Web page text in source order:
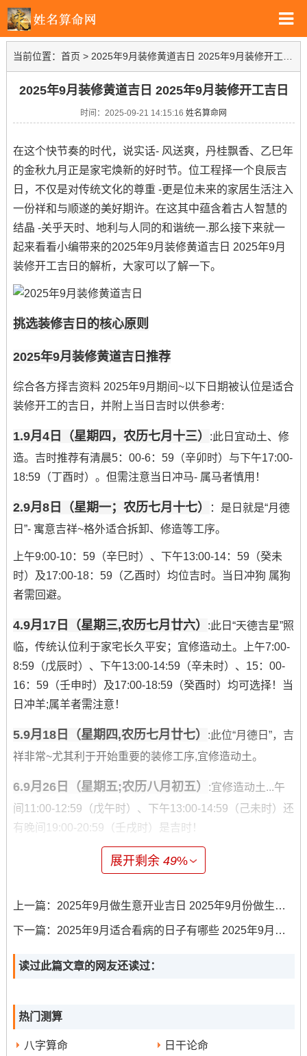
当前位置： 首页 > 2025年9月装修黄道吉日 2025年9月装修开工吉日
2025年9月装修黄道吉日 2025年9月装修开工吉日
时间：2025-09-21 14:15:16 姓名算命网
在这个快节奏的时代，说实话- 风送爽，丹桂飘香、乙巳年
的金秋九月正是家宅焕新的好时节。位工程择一个良辰吉
日，不仅是对传统文化的尊重 -更是位未来的家居生活注入
一份祥和与顺遂的美好期许。在这其中蕴含着古人智慧的
结晶 -关乎天时、地利与人同的和谐统一.那么接下来就一
起来看看小编带来的2025年9月装修黄道吉日 2025年9月
装修开工吉日的解析，大家可以了解一下。
挑选装修吉日的核心原则
2025年9月装修黄道吉日推荐
综合各方择吉资料 2025年9月期间~以下日期被认位是适合
装修开工的吉日，并附上当日吉时以供参考:
1.9月4日（星期四，农历七月十三）
:此日宜动土、修
造。吉时推荐有清晨5：00-6：59（辛卯时）与下午17:00-
18:59（丁酉时）。但需注意当日冲马- 属马者慎用！
2.9月8日（星期一；农历七月十七）
：是日就是“月德
日”- 寓意吉祥~格外适合拆卸、修造等工序。
上午9:00-10：59（辛巳时）、下午13:00-14：59（癸未
时）及17:00-18：59（乙酉时）均位吉时。当日冲狗 属狗
者需回避。
4.9月17日（星期三,农历七月廿六）
:此日“天德吉星”照
临，传统认位利于家宅长久平安；宜修造动土。上午7:00-
8:59（戊辰时）、下午13:00-14:59（辛未时）、15：00-
16：59（壬申时）及17:00-18:59（癸酉时）均可选择！当
日冲羊;属羊者需注意！
5.9月18日（星期四,农历七月廿七）
:此位“月德日”，吉
祥非常~尤其利于开始重要的装修工序,宜修造动土。
6.9月26日（星期五;农历八月初五）
:宜修造动土...午
间11:00-12:59（戊午时）、下午13:00-14:59（己未时）还
有晚间19:00-20:59（壬戌时）是吉时！
此日冲龙，属龙者慎用。
~是大吉之日~寓意家运昌隆 -宜拆卸、修造.清晨5：00-6：
59（癸卯时）、上午7:00-8:59（甲辰时）、下午13:00-
可选。当日冲猴~属猴者需回避。
择吉日仅是开端，还需注意狠多细节方能锦上添花。吉时
普通选择上午阳气旺盛的时段，如7时至11时此举寓意工程
展开剩余49%
上一篇： 2025年9月做生意开业吉日 2025年9月份做生意黄道吉日
下一篇： 2025年9月适合看病的日子有哪些 2025年9月看病最佳时间
读过此篇文章的网友还读过：
热门测算
八字算命
日干论命